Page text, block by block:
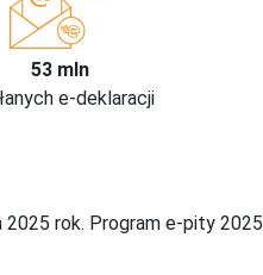
53 mln
e-deklaracji
2025 rok. Program e-pity 2025